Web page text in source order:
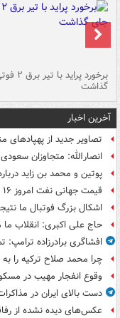
برخورد
گذاشت
آخرین اخبار
تصاویر جدید از پهپادهای
انصارالله: متجاوزان
پوتین و محمد بن زاید
قیمت جهانی نفت امروز ۱۶ مرداد
اشکال بزرگ فوتبال ما
حاج علی اکبری: انقلاب
افشاگری برادرزاده
چرا محمد صلاح ترکیه را
وقوع انفجار مهیب در
دست بالای ایران در
عکس‌های دیده نشده از